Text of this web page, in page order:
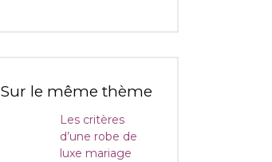
Sur le même thème
Les critères
d’une robe de
luxe mariage